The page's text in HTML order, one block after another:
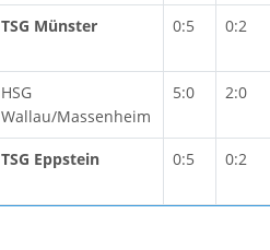
TSG Münster 0:5 0:2
HSG
Wallau/Massenheim
5:0 2:0
TSG Eppstein 0:5 0:2